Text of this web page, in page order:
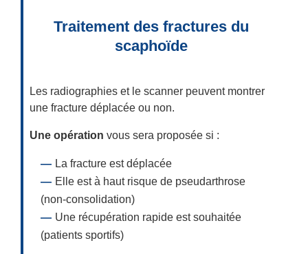
Traitement des fractures du
scaphoïde
Les radiographies et le scanner peuvent montrer
une fracture déplacée ou non.
Une opération vous sera proposée si :
La fracture est déplacée
Elle est à haut risque de pseudarthrose
(non-consolidation)
Une récupération rapide est souhaitée
(patients sportifs)